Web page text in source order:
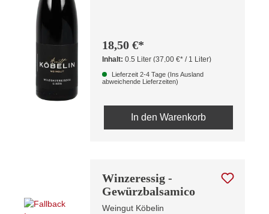
18,50 €*
Inhalt:0.5 Liter(37,00 €* / 1 Liter)
Lieferzeit 2-4 Tage (Ins Ausland
abweichende Lieferzeiten)
In den Warenkorb
Winzeressig -
Gewürzbalsamico
Weingut Köbelin